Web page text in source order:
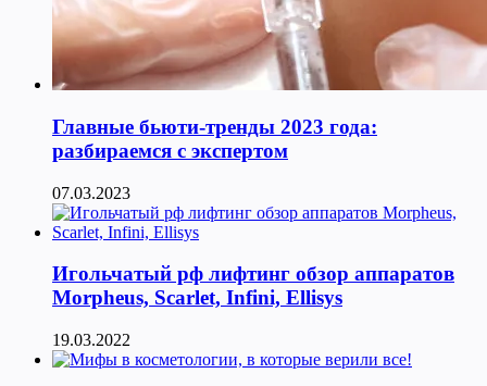
Главные бьюти-тренды 2023 года:
разбираемся с экспертом
07.03.2023
Игольчатый рф лифтинг обзор аппаратов
Morpheus, Scarlet, Infini, Ellisys
19.03.2022